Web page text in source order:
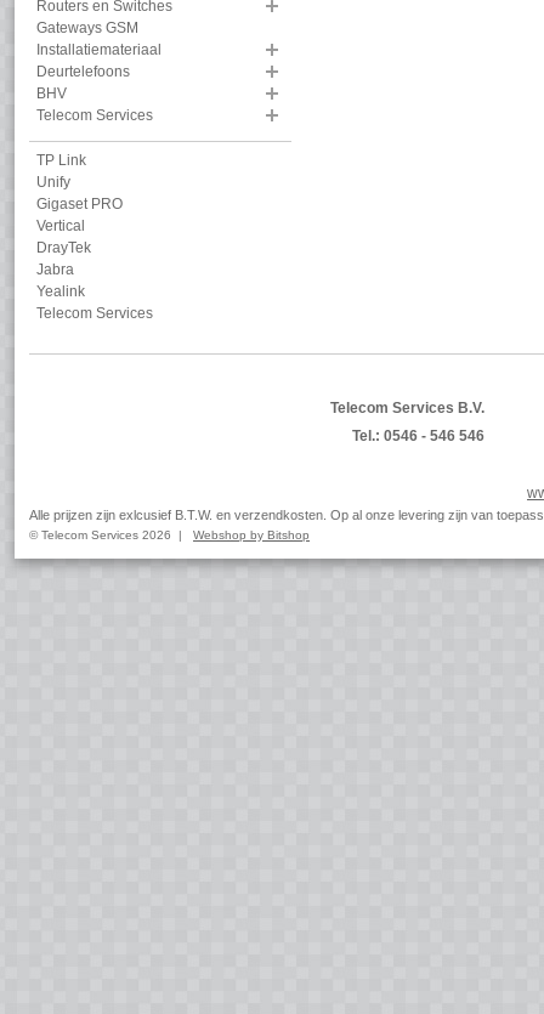
Routers en Switches
Gateways GSM
Installatiemateriaal
Deurtelefoons
BHV
Telecom Services
TP Link
Unify
Gigaset PRO
Vertical
DrayTek
Jabra
Yealink
Telecom Services
Telecom Services B.V.
Tel.: 0546 - 546 546
Alle prijzen zijn exlcusief B.T.W. en verzendkosten. Op al onze levering zijn van
© Telecom Services 2026 | Webshop by Bitshop